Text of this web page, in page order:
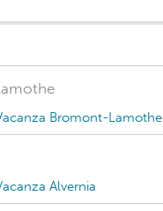
Bromont-Lamothe
Alvernia